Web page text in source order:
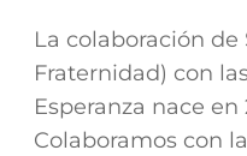
La colaboración de
Fraternidad) con
Esperanza nace en
Colaboramos con